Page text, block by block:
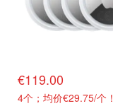
€119.00
4个；均价€29.75/个！